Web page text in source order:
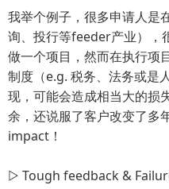
我举个例子，很多申请人
询、投行等feeder产业），
做一个项目，然而在执行项
制度（e.g. 税务、法务或是
现，可能会造成相当大的损
余，还说服了客户改变了多
impact！
▷ Tough feedback &